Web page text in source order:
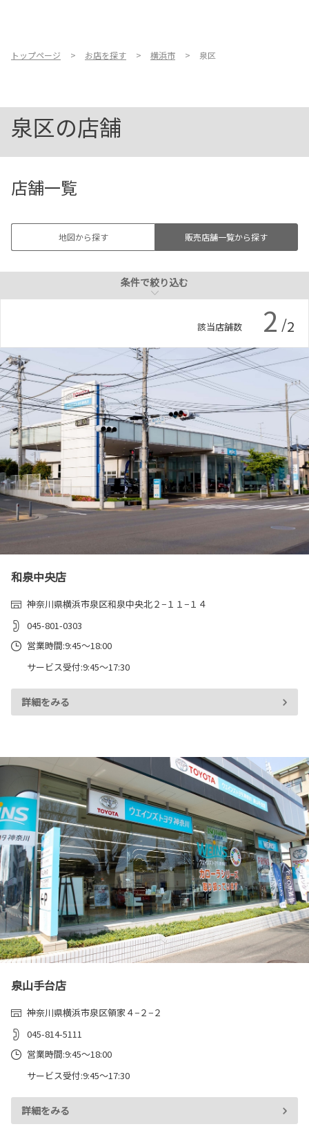
新車を探す
新車購入ガイド
地域応援活動
法人のお客様
事故・故障受付センター
[受付] 24時間,365日対応
0800-080-5365
トップページ お店を探す 横浜市 泉区
泉区の店舗
店舗一覧
地図から探す 販売店舗一覧から探す
条件で絞り込む
該当店舗数 2 /2
キッズコーナー
授乳室
条件で絞り込む
和泉中央店
神奈川県横浜市泉区和泉中央北２−１１−１４
045-801-0303
営業時間:9:45～18:00
サービス受付:9:45～17:30
詳細をみる
泉山手台店
神奈川県横浜市泉区領家４−２−２
045-814-5111
営業時間:9:45～18:00
サービス受付:9:45～17:30
詳細をみる